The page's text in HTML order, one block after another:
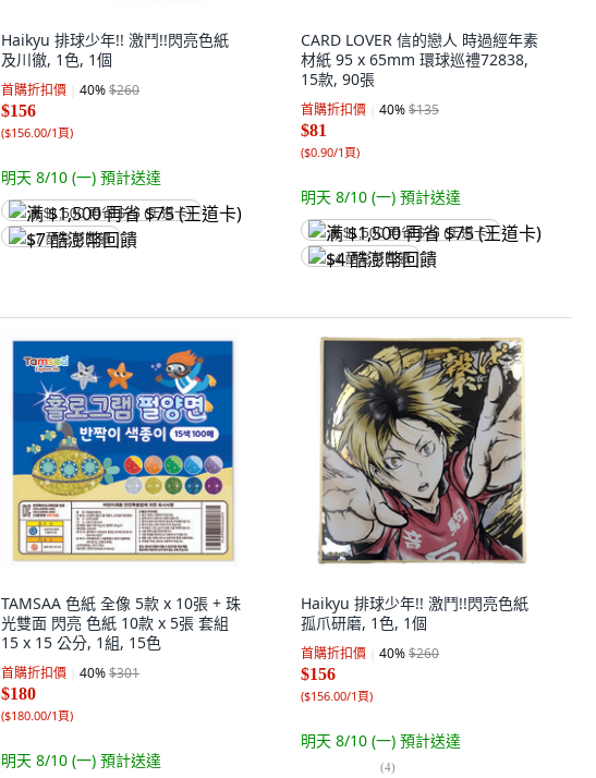
Haikyu 排球少年!! 激鬥!!閃亮色紙
及川徹, 1色, 1個
首購折扣價 40%$260
$156
($156.00/1頁)
明天 8/10 (一) 預計送達
满 $1,500 再省 $75 (王道卡)
$7 酷澎幣回饋
CARD LOVER 信的戀人 時過經年素
材紙 95 x 65mm 環球巡禮72838,
15款, 90張
首購折扣價 40%$135
$81
($0.90/1頁)
明天 8/10 (一) 預計送達
满 $1,500 再省 $75 (王道卡)
$4 酷澎幣回饋
TAMSAA 色紙 全像 5款 x 10張 + 珠
光雙面 閃亮 色紙 10款 x 5張 套組
15 x 15 公分, 1組, 15色
首購折扣價 40%$301
$180
($180.00/1頁)
明天 8/10 (一) 預計送達
Haikyu 排球少年!! 激鬥!!閃亮色紙
孤爪研磨, 1色, 1個
首購折扣價 40%$260
$156
($156.00/1頁)
明天 8/10 (一) 預計送達
(4)